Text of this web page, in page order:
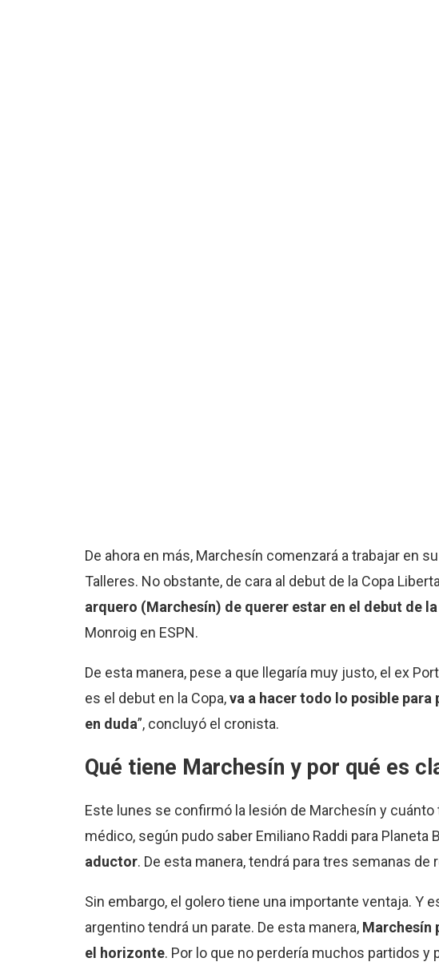
De ahora en más, Marchesín comenzará a trabajar en
Talleres. No obstante, de cara al debut de la Copa
arquero (Marchesín) de querer estar en el debut de
Monroig en ESPN.
De esta manera, pese a que llegaría muy justo, el ex
es el debut en la Copa,va a hacer todo lo posible para
en duda”, concluyó el cronista.
Qué tiene Marchesín y por qué es
Este lunes se confirmó la lesión de Marchesín y
médico, según pudo saber Emiliano Raddi para Planeta
aductor. De esta manera, tendrá para tres semanas de
Sin embargo, el golero tiene una importante ventaja. Y
argentino tendrá un parate. De esta manera, Marchesín
el horizonte. Por lo que no perdería muchos partidos